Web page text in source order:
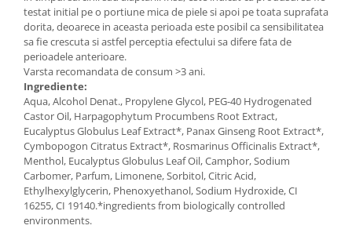
testat initial pe o portiune mica de piele si apoi pe toata suprafata
dorita, deoarece in aceasta perioada este posibil ca sensibilitatea
sa fie crescuta si astfel perceptia efectului sa difere fata de
perioadele anterioare.
Varsta recomandata de consum >3 ani.
Ingrediente:
Aqua, Alcohol Denat., Propylene Glycol, PEG-40 Hydrogenated
Castor Oil, Harpagophytum Procumbens Root Extract,
Eucalyptus Globulus Leaf Extract*, Panax Ginseng Root Extract*,
Cymbopogon Citratus Extract*, Rosmarinus Officinalis Extract*,
Menthol, Eucalyptus Globulus Leaf Oil, Camphor, Sodium
Carbomer, Parfum, Limonene, Sorbitol, Citric Acid,
Ethylhexylglycerin, Phenoxyethanol, Sodium Hydroxide, CI
16255, CI 19140.*ingredients from biologically controlled
environments.